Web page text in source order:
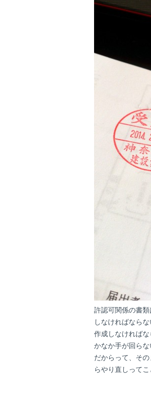
許認可関係の書
しなければなら
作成しなければ
かなか手が回らな
だからって、そ
らやり直しって